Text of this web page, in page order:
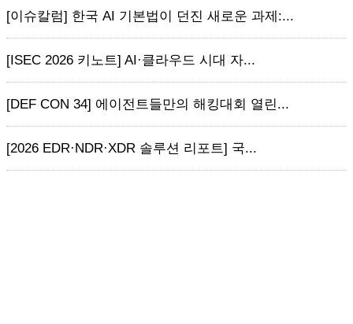
[이슈칼럼] 한국 AI 기본법이 던진 새로운 과제:...
[ISEC 2026 키노트] AI·클라우드 시대 자...
[DEF CON 34] 에이전트들만의 해킹대회 열린...
[2026 EDR·NDR·XDR 솔루션 리포트] 국...